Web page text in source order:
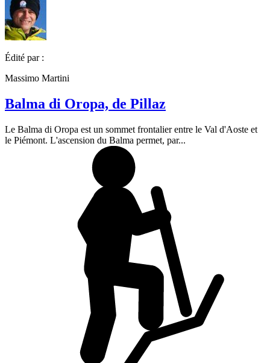
Édité par :
Massimo Martini
Balma di Oropa, de Pillaz
Le Balma di Oropa est un sommet frontalier entre le Val d'Aoste et
le Piémont. L'ascension du Balma permet, par...